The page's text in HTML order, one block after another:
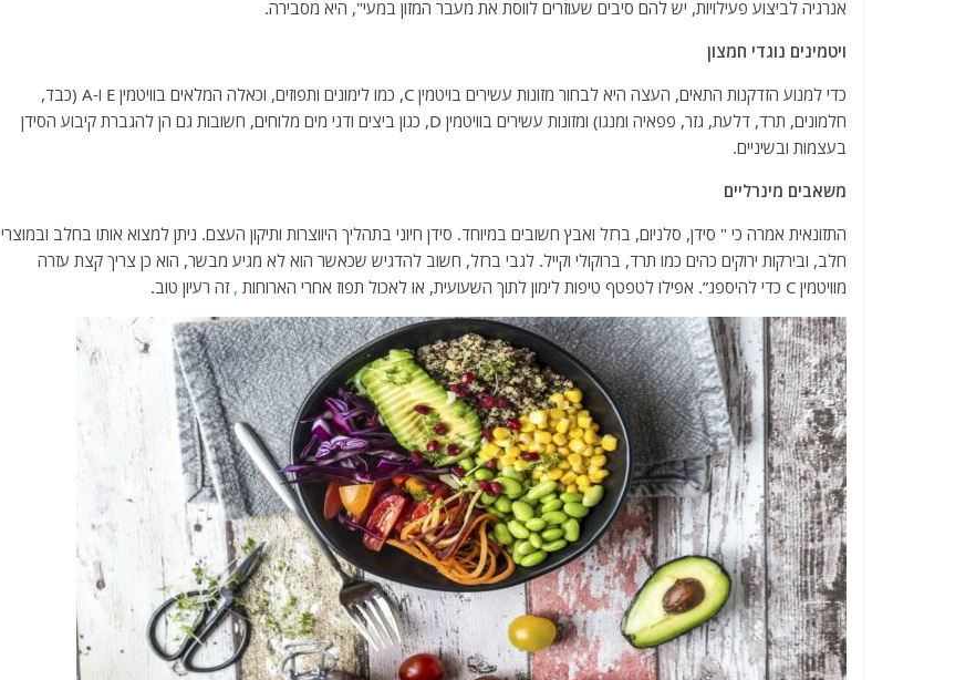
אנרגיה לביצוע פעילויות, יש להם סיבים שעוזרים לווסת את מעבר המזון במעי", היא מסבירה.
ויטמינים נוגדי חמצון
כדי למנוע הזדקנות התאים, העצה היא לבחור מזונות עשירים בויטמין C, כמו לימונים ותפוזים, וכאלה המלאים בוויטמין E ו-A (כבד,
חלמונים, תרד, דלעת, גזר, פפאיה ומנגו) ומזונות עשירים בוויטמין D, כגון ביצים ודגי מים מלוחים, חשובות גם הן להגברת קיבוע הסידן
בעצמות ובשיניים.
משאבים מינרליים
התזונאית אמרה כי " סידן, סלניום, ברזל ואבץ חשובים במיוחד. סידן חיוני בתהליך היווצרות ותיקון העצם. ניתן למצוא אותו בחלב ובמוצרי
חלב, ובירקות ירוקים כהים כמו תרד, ברוקולי וקייל. לגבי ברזל, חשוב להדגיש שכאשר הוא לא מגיע מבשר, הוא כן צריך קצת עזרה
מוויטמין C כדי להיספג”. אפילו לטפטף טיפות לימון לתוך השעועית, או לאכול תפוז אחרי הארוחות
, זה רעיון טוב.